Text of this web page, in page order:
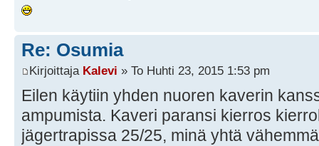
Re: Osumia
Kirjoittaja Kalevi » To Huhti 23, 2015 1:53 pm
Eilen käytiin yhden nuoren kaverin
ampumista. Kaveri paransi kierros
jägertrapissa 25/25, minä yhtä